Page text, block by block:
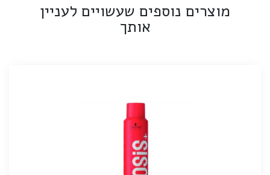
מוצרים נוספים שעשויים לעניין
אותך